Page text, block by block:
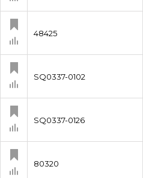
48425
SQ0337-0102
SQ0337-0126
80320